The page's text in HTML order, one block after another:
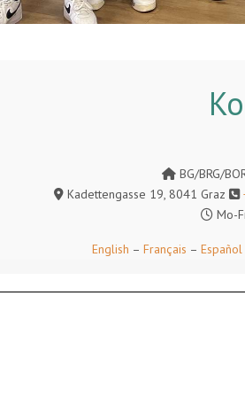
BG/BRG/
Kadettengasse 19, 8041 Graz
Mo-
English – Français – Español